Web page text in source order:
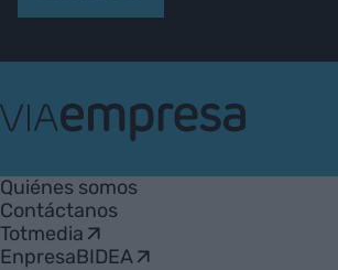
Empresa
Quiénes somos
Contáctanos
Totmedia
EnpresaBIDEA